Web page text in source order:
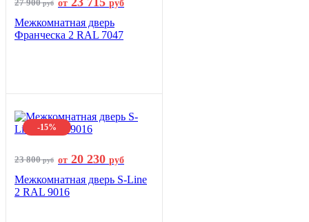
27 900руб от руб
Межкомнатная дверь
Франческа 2 RAL 7047
-15%
23 800руб от 20 230 руб
Межкомнатная дверь S-Line
2 RAL 9016